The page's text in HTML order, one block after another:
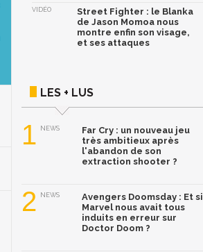
VIDÉO
Street Fighter : le Blanka
de Jason Momoa nous
montre enfin son visage,
et ses attaques
LES + LUS
1 NEWS
Far Cry : un nouveau jeu
très ambitieux après
l'abandon de son
extraction shooter ?
2 NEWS
Avengers Doomsday : Et si
Marvel nous avait tous
induits en erreur sur
Doctor Doom ?